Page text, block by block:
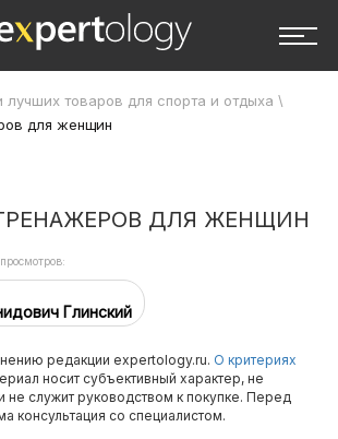
лучших товаров для спорта и отдыха \
для женщин
ДЛЯ ЖЕНЩИН
Глинский
редакции expertology.ru. О критериях
носит субъективный характер, не
не служит руководством к покупке. Перед
консультация со специалистом.